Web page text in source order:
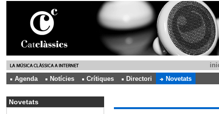
Agenda
Notícies Crítiques Directori Novetats
Novetats